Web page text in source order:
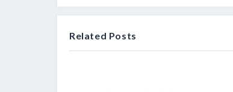
Related Posts